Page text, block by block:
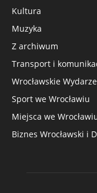
Kultura
Muzyka
Z archiwum
Transport i
Wrocławskie
Sport we Wrocławiu
Miejsca we
Biznes Wrocławski i